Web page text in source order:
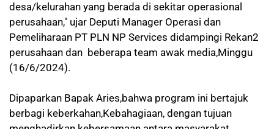
desa/kelurahan yang berada di sekitar operasional
perusahaan," ujar Deputi Manager Operasi dan
Pemeliharaan PT PLN NP Services didampingi Rekan2
perusahaan dan beberapa team awak media,Minggu
(16/6/2024).
Dipaparkan Bapak Aries,bahwa program ini bertajuk
berbagi keberkahan,Kebahagiaan, dengan tujuan